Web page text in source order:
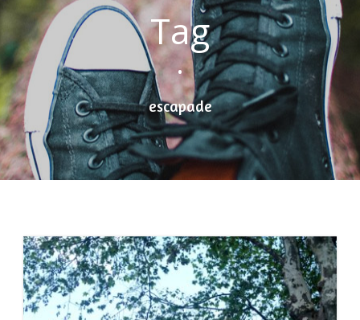
Tag
•
escapade